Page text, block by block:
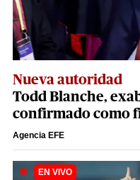
Nueva autoridad
Todd Blanche,
confirmado como
Agencia EFE